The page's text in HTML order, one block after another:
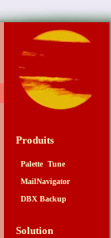
Produits
Palette Tune
MailNavigator
DBX Backup
Solution